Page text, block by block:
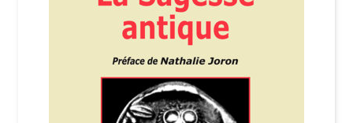
Login Customizer
Nous Contacter